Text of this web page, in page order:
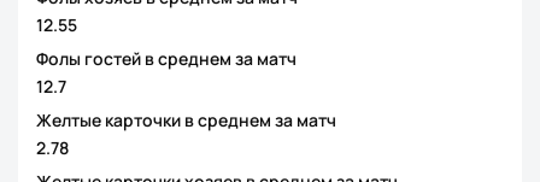
12.55
Фолы гостей в среднем за матч
12.7
Желтые карточки в среднем за матч
2.78